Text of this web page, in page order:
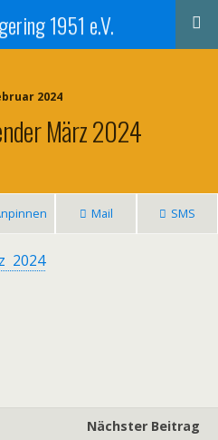
1951 e.V.
2024
März 2024
Mail SMS
2024
Nächster Beitrag